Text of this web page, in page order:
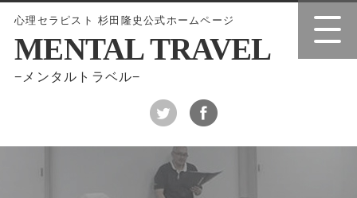
心理セラピスト 杉田隆史公式ホームページ
MENTAL TRAVEL
−メンタルトラベル−